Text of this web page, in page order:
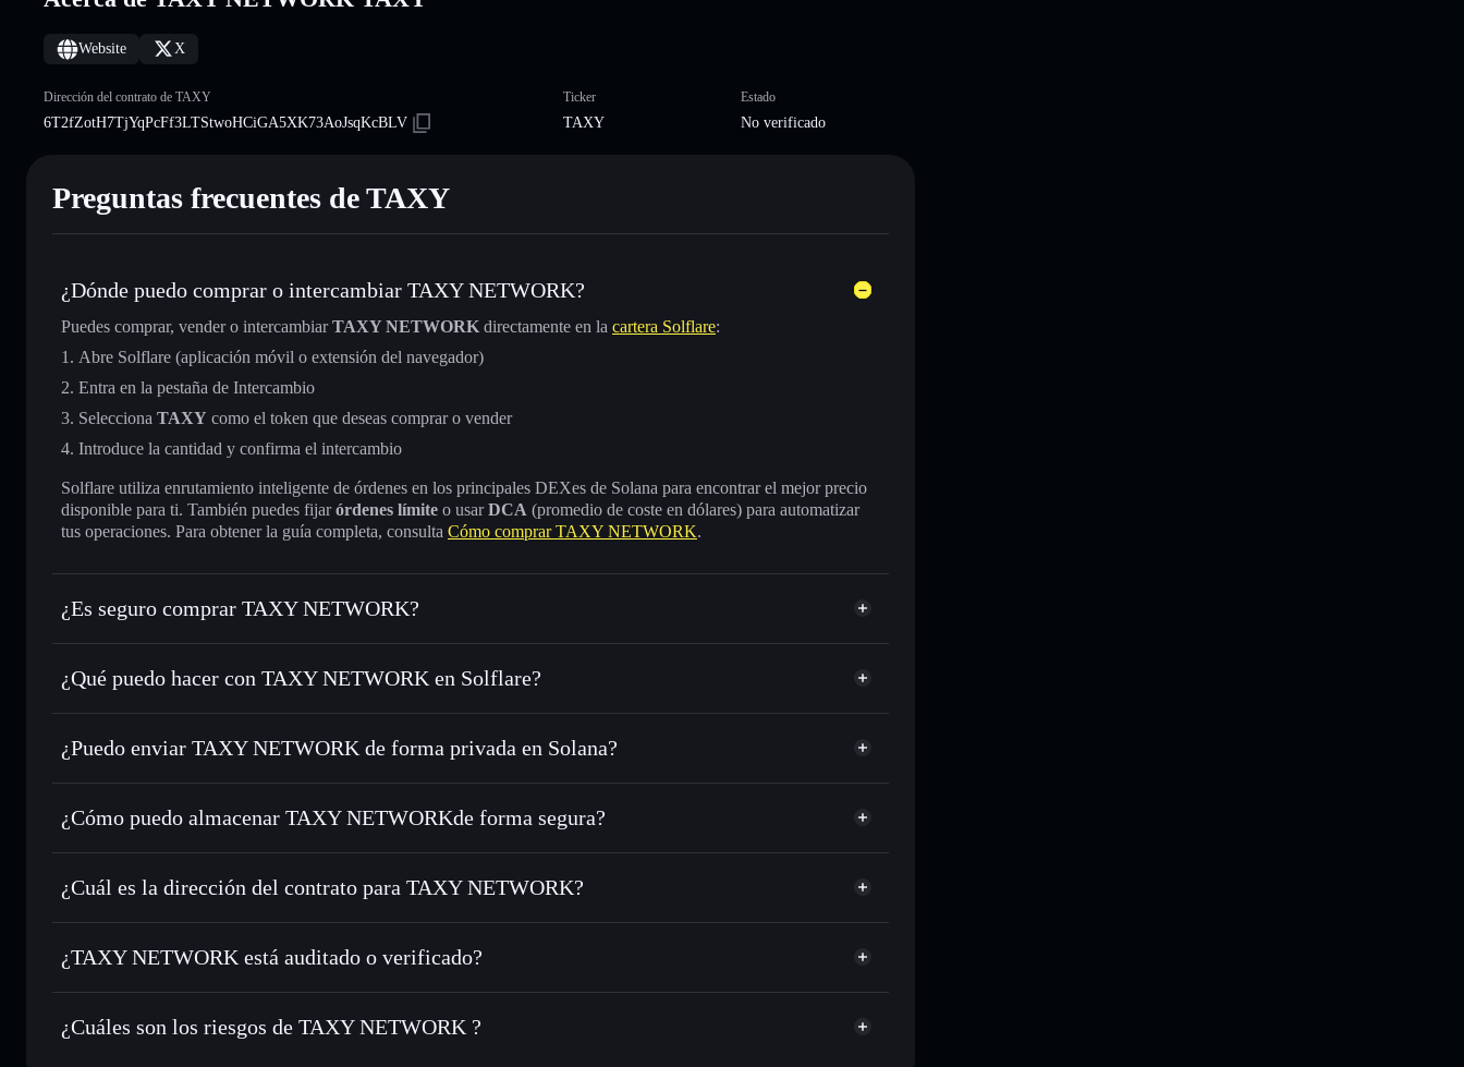
Website X
Dirección del contrato de TAXY
6T2fZotH7TjYqPcFf3LTStwoHCiGA5XK73AoJsqKcBLV
Ticker
TAXY
Estado
No verificado
Preguntas frecuentes de TAXY
¿Dónde puedo comprar o intercambiar TAXY NETWORK?
Puedes comprar, vender o intercambiarTAXY NETWORK directamente en la cartera Solflare:
Abre Solflare (aplicación móvil o extensión del navegador)
Entra en la pestaña de Intercambio
Selecciona TAXY como el token que deseas comprar o vender
Introduce la cantidad y confirma el intercambio
Solflare utiliza enrutamiento inteligente de órdenes en los principales DEXes de Solana para encontrar el mejor precio
disponible para ti. También puedes fijarórdenes límite o usarDCA (promedio de coste en dólares) para automatizar
tus operaciones. Para obtener la guía completa, consulta Cómo comprar TAXY NETWORK.
¿Es seguro comprar TAXY NETWORK?
TAXY NETWORK no está verificado
¿Qué puedo hacer con TAXY NETWORK en Solflare?
TAXY NETWORK
cartera de Solflare
Intercambiar al instante: operar con TAXY para SOL, USDC o miles de otros tokens de Solana con enrutamiento
Utilizar DCA: promedio de coste en dólares en TAXY a lo largo del tiempo
Enviar de forma privada: transferir TAXY sin vincular públicamente las carteras usando el agregador de
privacidad integrado de Solflare
Holdear de forma segura: almacenar TAXY en una cartera sin custodia donde tú controla tus claves privadas
¿Puedo enviar TAXY NETWORK de forma privada en Solana?
agregador de privacidad
¿Cómo puedo almacenar TAXY NETWORKde forma segura?
TAXY NETWORK cartera sin custodia Solflare
¿Cuál es la dirección del contrato para TAXY NETWORK?
TAXY NETWORK
6T2fZotH7TjYqPcFf3LTStwoHCiGA5XK73AoJsqKcBLV
cartera Solflare
¿TAXY NETWORK está auditado o verificado?
TAXY NETWORK no está verificado actualmente
¿Cuáles son los riesgos de TAXY NETWORK ?